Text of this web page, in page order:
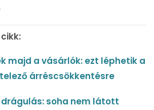
majd a vásárlók: ezt léphetik a
árréscsökkentésre
soha nem látott